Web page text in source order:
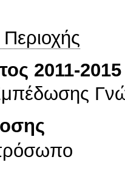
2011-2015